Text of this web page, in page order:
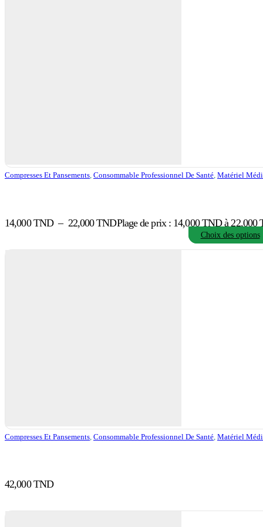
Compresses Et Pansements, Consommable Professionnel De Santé, Matériel
14,000TND – 22,000TNDPlage de prix : 14,000 TND à 22,000
Choix des options
Compresses Et Pansements Consommable Professionnel De Santé Matériel
42,000TND